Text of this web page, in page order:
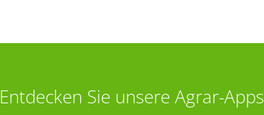
Entdecken Sie unsere Agrar-Apps